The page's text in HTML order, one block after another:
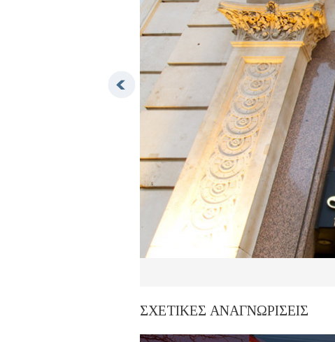
ΣΧΕΤΙΚΕΣ ΑΝΑΓΝΩΡΙΣΕΙΣ